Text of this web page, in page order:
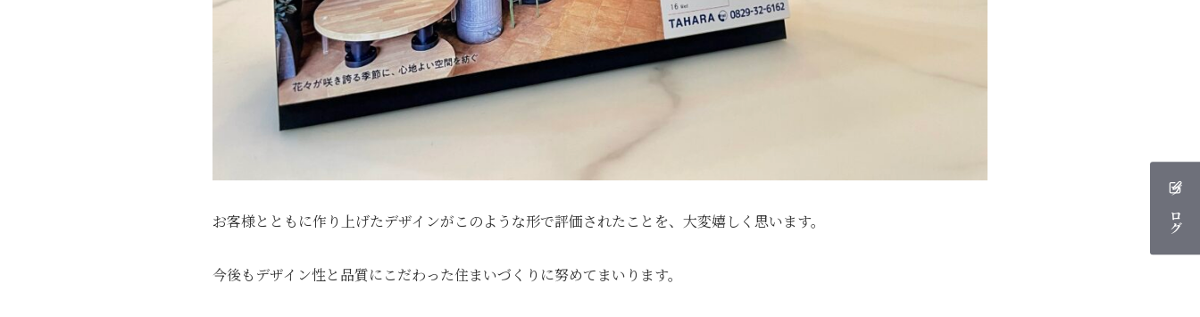
お客様とともに作り上げたデザインがこのような形で評価されたことを、大変嬉しく思います。
今後もデザイン性と品質にこだわった住まいづくりに努めてまいります。
ブログ